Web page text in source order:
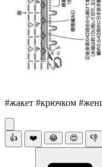
#жакет #крючком
👍 ❤️ 😂 😍 👎